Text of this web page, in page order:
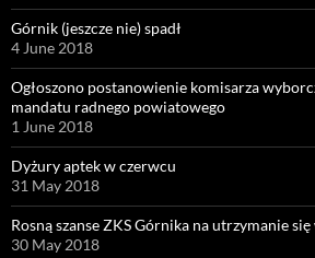
Górnik (jeszcze nie) spadł
4 June 2018
Ogłoszono postanowienie komisarza
mandatu radnego powiatowego
1 June 2018
Dyżury aptek w czerwcu
31 May 2018
Rosną szanse ZKS Górnika na utrzymanie
30 May 2018